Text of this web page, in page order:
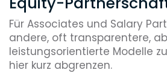
Für Associates und Salary
andere, oft transparentere,
leistungsorientierte Modelle
hier kurz abgrenzen.